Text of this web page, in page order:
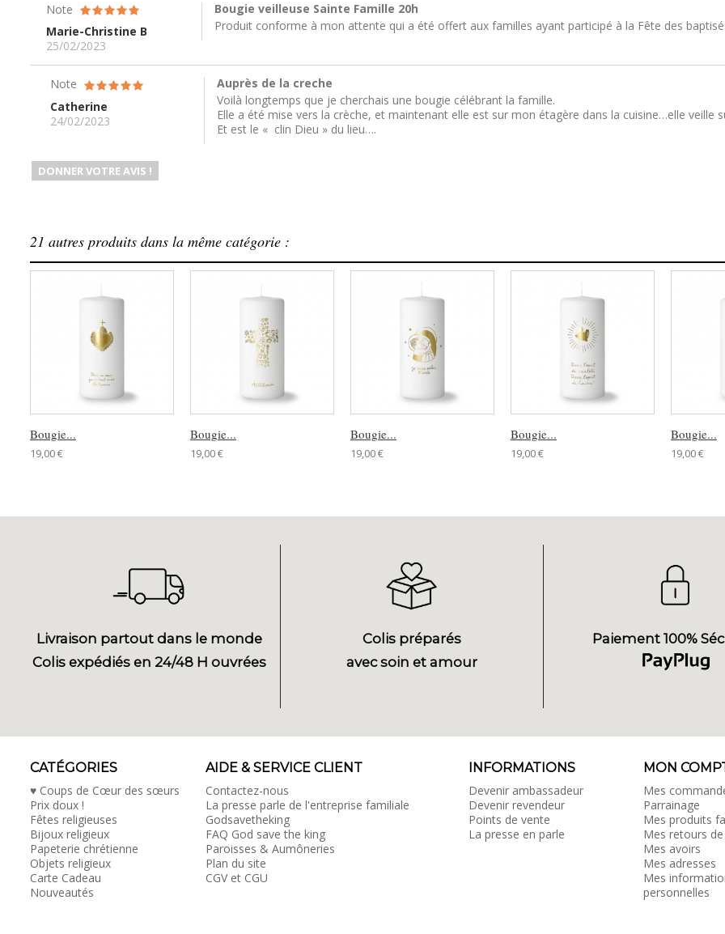
Note
Marie-Christine B
25/02/2023
Bougie veilleuse Sainte Famille 20h
Produit conforme à mon attente qui a été offert aux familles ayant participé à la Fête des
Note
Catherine
24/02/2023
Auprès de la creche
Voilà longtemps que je cherchais une bougie célébrant la famille.
Elle a été mise vers la crèche, et maintenant elle est sur mon étagère dans la cuisine…elle veille
Et est le « clin Dieu » du lieu….
DONNER VOTRE AVIS !
21 autres produits dans la même catégorie :
Bougie...
19,00 €
Bougie...
19,00 €
Bougie...
19,00 €
Bougie...
19,00 €
Bougie...
19,00 €
Livraison partout dans le monde
Colis expédiés en 24/48 H ouvrées
Colis préparés
avec soin et amour
Paiement 100%
CATÉGORIES
♥ Coups de Cœur des sœurs
Prix doux !
Fêtes religieuses
Bijoux religieux
Papeterie chrétienne
Objets religieux
Carte Cadeau
Nouveautés
AIDE & SERVICE CLIENT
Contactez-nous
La presse parle de l'entreprise familiale
Godsavetheking
FAQ God save the king
Paroisses & Aumôneries
Plan du site
CGV et CGU
INFORMATIONS
Devenir ambassadeur
Devenir revendeur
Points de vente
La presse en parle
MON
Mes
Parrainage
Mes produits
Mes retours
Mes avoirs
Mes adresses
Mes
personnelles